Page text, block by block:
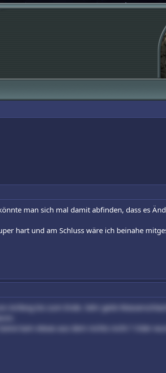
man sich mal damit abfinden, dass es
hart und am Schluss wäre ich beinahe
Anfang bis zum Ende. Sehr geile
kam etwas aus dem nichts nicht ? Oder